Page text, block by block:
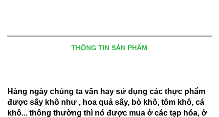
THÔNG TIN SẢN PHẨM
Hàng ngày chúng ta vấn hay sử dụng các thực phẩm
được sấy khô như , hoa quả sấy, bò khô, tôm khô, cá
khô... thông thường thì nó được mua ở các tạp hóa, ở